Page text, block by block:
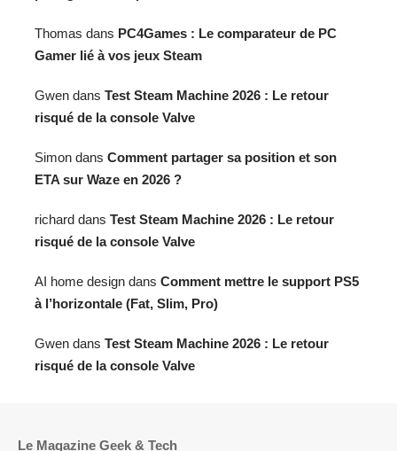
Thomas dans PC4Games : Le comparateur de PC
Gamer lié à vos jeux Steam
Gwen dans Test Steam Machine 2026 : Le retour
risqué de la console Valve
Simon dans Comment partager sa position et son
ETA sur Waze en 2026 ?
richard dans Test Steam Machine 2026 : Le retour
risqué de la console Valve
AI home design dans Comment mettre le support PS5
à l’horizontale (Fat, Slim, Pro)
Gwen dans Test Steam Machine 2026 : Le retour
risqué de la console Valve
Le Magazine Geek & Tech